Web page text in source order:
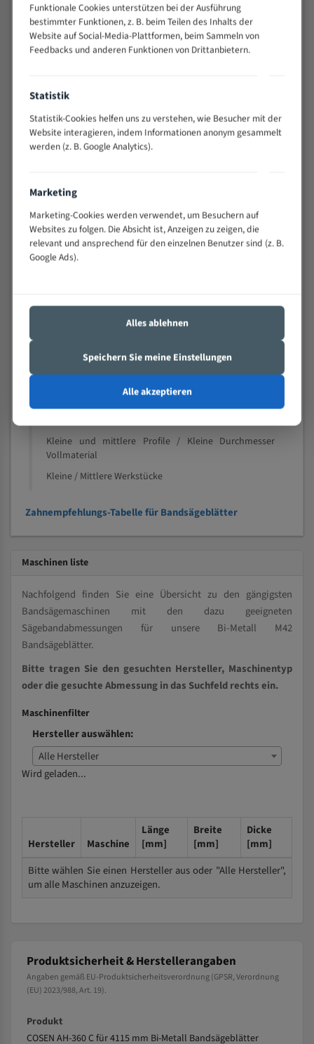
200 -
600
1,1/1,6
> 500
0,75/1,25
Vielseitiges Bandsägeblatt für verschiedenste
Widerstandsfähig gegen Zahnbruch auch bei
schwierigen Werkstücken (Materialmischung,
wechselnde Verbindungslängen)
Äußerst verschleißfest
Technische Beschreibung:
Positiver Spanwinkel
Spezielle Zahngeometrie und Zahnteilung
Materialien:
Stahl
Kleine und mittlere Profile / Kleine Durchmesser
Vollmaterial
Kleine / Mittlere Werkstücke
Zahnempfehlungs-Tabelle für Bandsägeblätter
Maschinen liste
Nachfolgend finden Sie eine Übersicht zu den gängigsten
Bandsägemaschinen mit den dazu geeigneten
Sägebandabmessungen für unsere Bi-Metall M42
Bandsägeblätter.
Bitte tragen Sie den gesuchten Hersteller, Maschinentyp
oder die gesuchte Abmessung in das Suchfeld rechts ein.
Maschinenfilter
Hersteller auswählen:
Alle Hersteller
Wird geladen...
Hersteller Maschine
Länge
[mm]
Breite
[mm]
Dicke
[mm]
Bitte wählen Sie einen Hersteller aus oder "Alle Hersteller",
um alle Maschinen anzuzeigen.
Produktsicherheit & Herstellerangaben
Angaben gemäß EU-Produktsicherheitsverordnung (GPSR, Verordnung
(EU) 2023/988, Art. 19).
Produkt
COSEN AH-360 C für 4115 mm Bi-Metall Bandsägeblätter
Funktionale Cookies unterstützen bei der Ausführung
bestimmter Funktionen, z. B. beim Teilen des Inhalts der
Website auf Social-Media-Plattformen, beim Sammeln von
Feedbacks und anderen Funktionen von Drittanbietern.
Statistik
Statistik-Cookies helfen uns zu verstehen, wie Besucher mit der
Website interagieren, indem Informationen anonym gesammelt
werden (z. B. Google Analytics).
Marketing
Marketing-Cookies werden verwendet, um Besuchern auf
Websites zu folgen. Die Absicht ist, Anzeigen zu zeigen, die
relevant und ansprechend für den einzelnen Benutzer sind (z. B.
Google Ads).
Alles ablehnen
Speichern Sie meine Einstellungen
Alle akzeptieren